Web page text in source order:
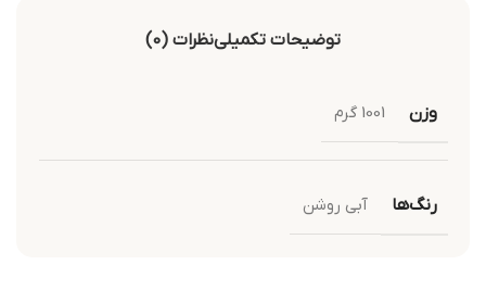
توضیحات تکمیلینظرات (0)
وزن 1001 گرم
رنگ‌ها آبی روشن